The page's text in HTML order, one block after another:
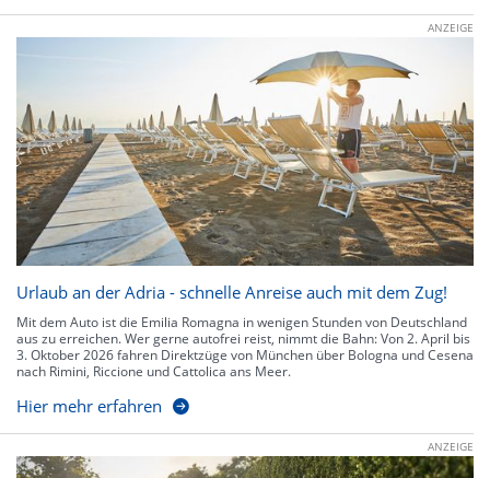
ANZEIGE
Urlaub an der Adria - schnelle Anreise auch mit dem Zug!
Mit dem Auto ist die Emilia Romagna in wenigen Stunden von Deutschland
aus zu erreichen. Wer gerne autofrei reist, nimmt die Bahn: Von 2. April bis
3. Oktober 2026 fahren Direktzüge von München über Bologna und Cesena
nach Rimini, Riccione und Cattolica ans Meer.
Hier mehr erfahren
ANZEIGE